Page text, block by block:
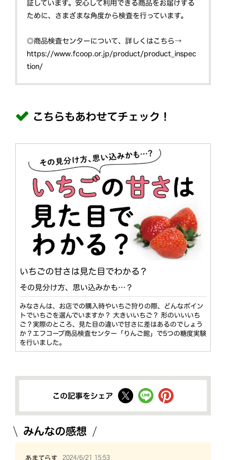
証しています。安心して利用できる商品をお届けする
ために、さまざまな角度から検査を行っています。
◎商品検査センターについて、詳しくはこちら→
https://www.fcoop.or.jp/product/product_inspec
tion/
こちらもあわせてチェック！
いちごの甘さは見た目でわかる？
その見分け方、思い込みかも…？
みなさんは、お店での購入時やいちご狩りの際、どんなポイン
トでいちごを選んでいますか？ 大きいいちご？ 形のいいいち
ご？実際のところ、見た目の違いで甘さに差はあるのでしょう
か？エフコープ商品検査センター「りんご館」で5つの糖度実験
を行いました。
この記事をシェア
みんなの感想
あまてらす 2024/6/21 15:53